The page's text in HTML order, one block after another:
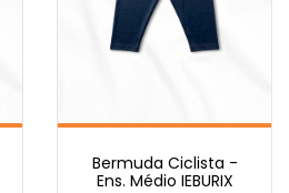
Bermuda Ciclista -
Ens. Médio IEBURIX